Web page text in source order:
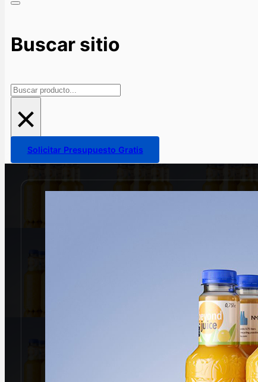
Buscar sitio
Buscar
×
Solicitar Presupuesto Gratis